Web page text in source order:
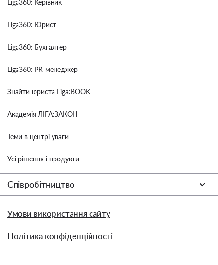
Liga360: Керівник
Liga360: Юрист
Liga360: Бухгалтер
Liga360: PR-менеджер
Знайти юриста Liga:BOOK
Академія ЛІГА:ЗАКОН
Теми в центрі уваги
Усі рішення і продукти
Співробітництво
Умови використання сайту
Політика конфіденційності